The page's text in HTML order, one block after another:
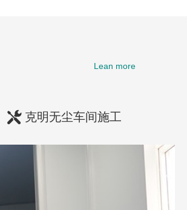
Lean more
克明无尘车间施工